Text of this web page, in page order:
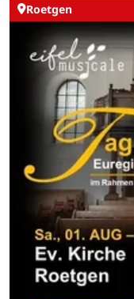
Roetgen